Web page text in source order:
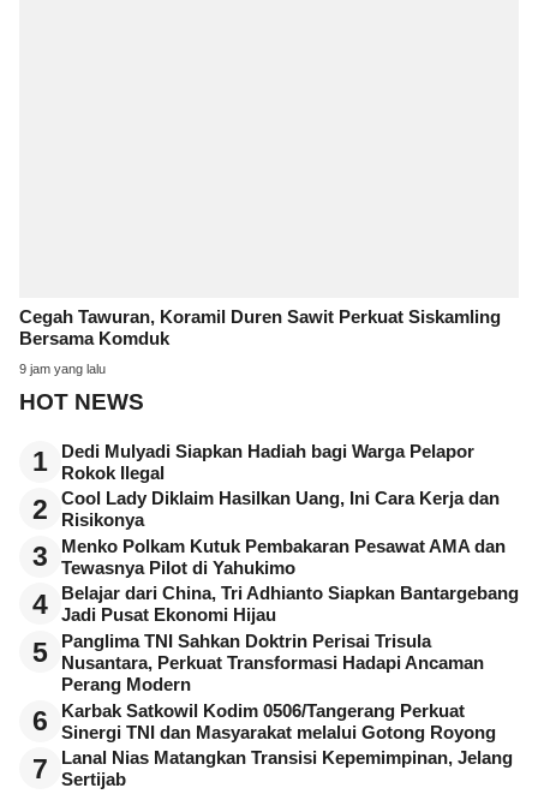
Cegah Tawuran, Koramil Duren Sawit Perkuat Siskamling
Bersama Komduk
9 jam yang lalu
HOT NEWS
1
Dedi Mulyadi Siapkan Hadiah bagi Warga Pelapor
Rokok Ilegal
2
Cool Lady Diklaim Hasilkan Uang, Ini Cara Kerja dan
Risikonya
3
Menko Polkam Kutuk Pembakaran Pesawat AMA dan
Tewasnya Pilot di Yahukimo
4
Belajar dari China, Tri Adhianto Siapkan Bantargebang
Jadi Pusat Ekonomi Hijau
5
Panglima TNI Sahkan Doktrin Perisai Trisula
Nusantara, Perkuat Transformasi Hadapi Ancaman
Perang Modern
6
Karbak Satkowil Kodim 0506/Tangerang Perkuat
Sinergi TNI dan Masyarakat melalui Gotong Royong
7
Lanal Nias Matangkan Transisi Kepemimpinan, Jelang
Sertijab